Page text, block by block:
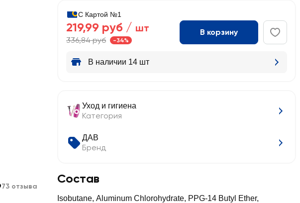
С Картой №1
219,99 руб / шт
336,84 руб -34%
В корзину
В наличии 14 шт
Уход и гигиена
Категория
ДАВ
Бренд
Состав
Isobutane, Aluminum Chlorohydrate, PPG-14 Butyl Ether,
73 отзыва